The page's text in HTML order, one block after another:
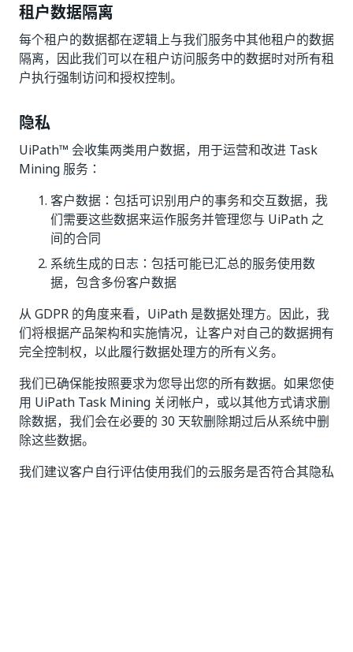
租户数据隔离
每个租户的数据都在逻辑上与我们服务中其他租户的数据
隔离，因此我们可以在租户访问服务中的数据时对所有租
户执行强制访问和授权控制。
隐私
UiPath™ 会收集两类用户数据，用于运营和改进 Task
Mining 服务：
客户数据：包括可识别用户的事务和交互数据，我
们需要这些数据来运作服务并管理您与 UiPath 之
间的合同
系统生成的日志：包括可能已汇总的服务使用数
据，包含多份客户数据
从 GDPR 的角度来看，UiPath 是数据处理方。因此，我
们将根据产品架构和实施情况，让客户对自己的数据拥有
完全控制权，以此履行数据处理方的所有义务。
我们已确保能按照要求为您导出您的所有数据。如果您使
用 UiPath Task Mining 关闭帐户，或以其他方式请求删
除数据，我们会在必要的 30 天软删除期过后从系统中删
除这些数据。
我们建议客户自行评估使用我们的云服务是否符合其隐私